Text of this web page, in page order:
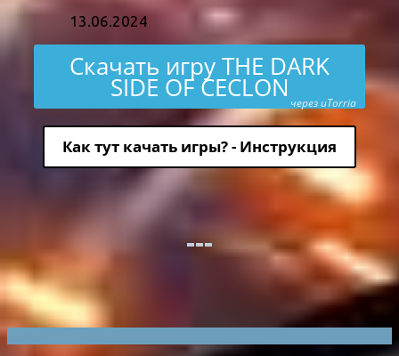
13.06.2024
Скачать игру THE DARK
SIDE OF CECLON через uTorria
Как тут качать игры? - Инструкция